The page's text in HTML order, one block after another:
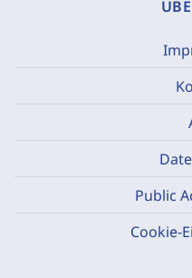
Public
Cookie-